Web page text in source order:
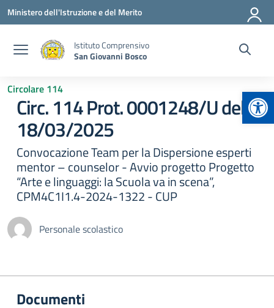
Vai ai contenuti
Vai al menu di navigazione
Vai al footer
Ministero dell'Istruzione e del Merito
Istituto Comprensivo
San Giovanni Bosco
Circolare 114
Circ. 114 Prot. 0001248/U del
18/03/2025
Convocazione Team per la Dispersione esperti
mentor – counselor - Avvio progetto Progetto
“Arte e linguaggi: la Scuola va in scena”,
CPM4C1I1.4-2024-1322 - CUP
Personale scolastico
Documenti